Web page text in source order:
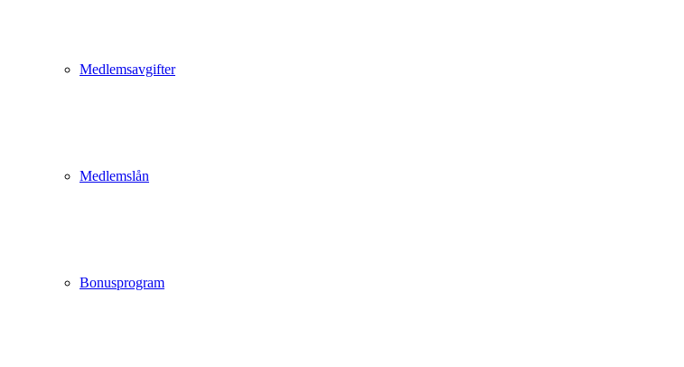
Medlemsavgifter
Medlemslån
Bonusprogram